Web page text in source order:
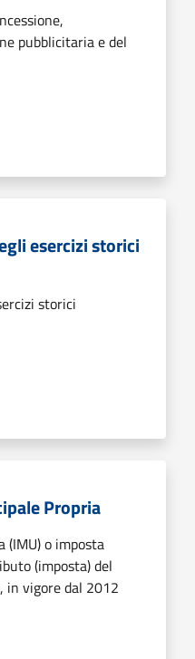
pubblicitaria e del
esercizi storici
storici
Propria
(IMU) o imposta
(imposta) del
vigore dal 2012